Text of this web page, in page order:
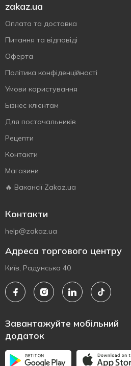
zakaz.ua
Оплата та доставка
Питання та відповіді
Оферта
Політика конфіденційності
Умови користування
Бізнес клієнтам
Для постачальників
Рецепти
Контакти
Магазини
🔥 Вакансії Zakaz.ua
Контакти
help@zakaz.ua
Адреса торгового центру
Київ, Радунська 40
Завантажуйте мобільний
додаток